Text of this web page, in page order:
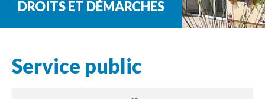
DROITS ET DÉMARCHES
Service public